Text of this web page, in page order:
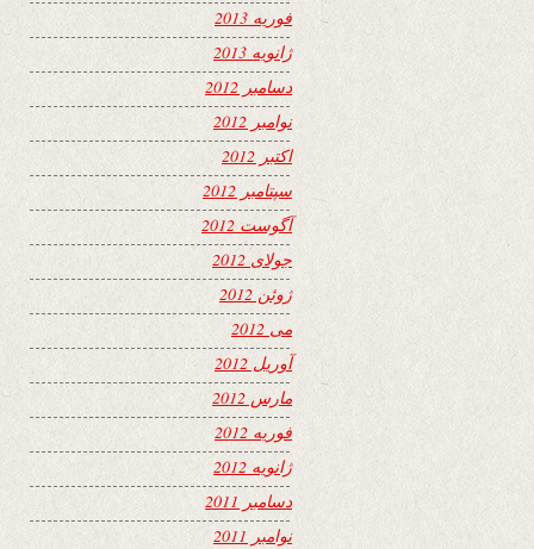
فوریه 2013
ژانویه 2013
دسامبر 2012
نوامبر 2012
اکتبر 2012
سپتامبر 2012
آگوست 2012
جولای 2012
ژوئن 2012
می 2012
آوریل 2012
مارس 2012
فوریه 2012
ژانویه 2012
دسامبر 2011
نوامبر 2011